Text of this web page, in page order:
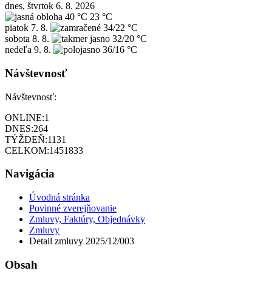
dnes, štvrtok 6. 8. 2026
40 °C 23 °C
piatok 7. 8.
34/22 °C
sobota 8. 8.
32/20 °C
nedeľa 9. 8. 36/16 °C
Návštevnosť
Návštevnosť:
ONLINE:1
DNES:264
TÝŽDEŇ:1131
CELKOM:1451833
Navigácia
Úvodná stránka
Povinné zverejňovanie
Zmluvy, Faktúry, Objednávky
Zmluvy
Detail zmluvy 2025/12/003
Obsah